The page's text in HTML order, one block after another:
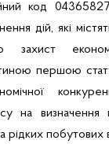
код
дій, які
захист
першою
на визначення
рідких побутових